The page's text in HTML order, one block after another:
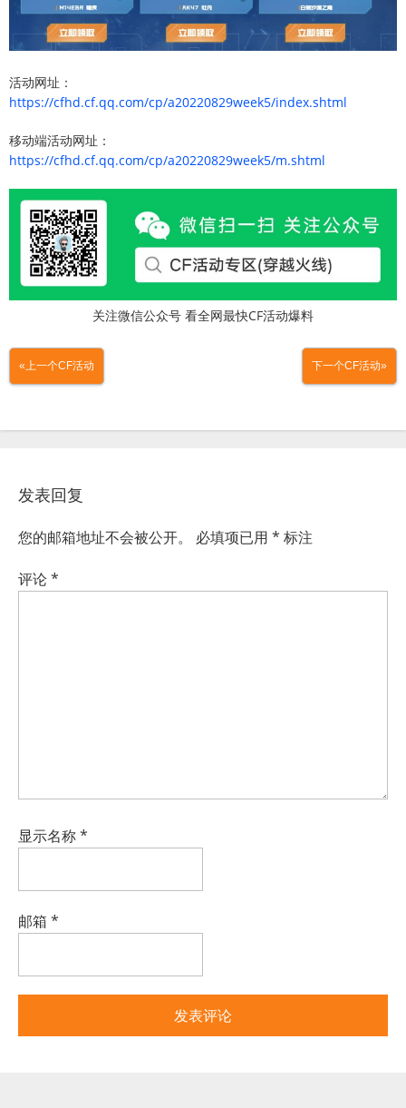
活动网址：
https://cfhd.cf.qq.com/cp/a20220829week5/index.shtml
移动端活动网址：
https://cfhd.cf.qq.com/cp/a20220829week5/m.shtml
关注微信公众号 看全网最快CF活动爆料
«上一个CF活动 下一个CF活动»
发表回复
您的邮箱地址不会被公开。 必填项已用 * 标注
评论*
显示名称*
邮箱 *